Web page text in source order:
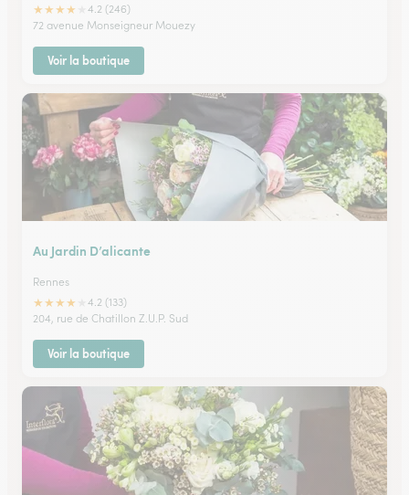
★★★★
4.2 (246)
72 avenue Monseigneur Mouezy
Voir la boutique
Au Jardin D’alicante
Rennes
★★★★
4.2 (133)
204, rue de Chatillon Z.U.P. Sud
Voir la boutique